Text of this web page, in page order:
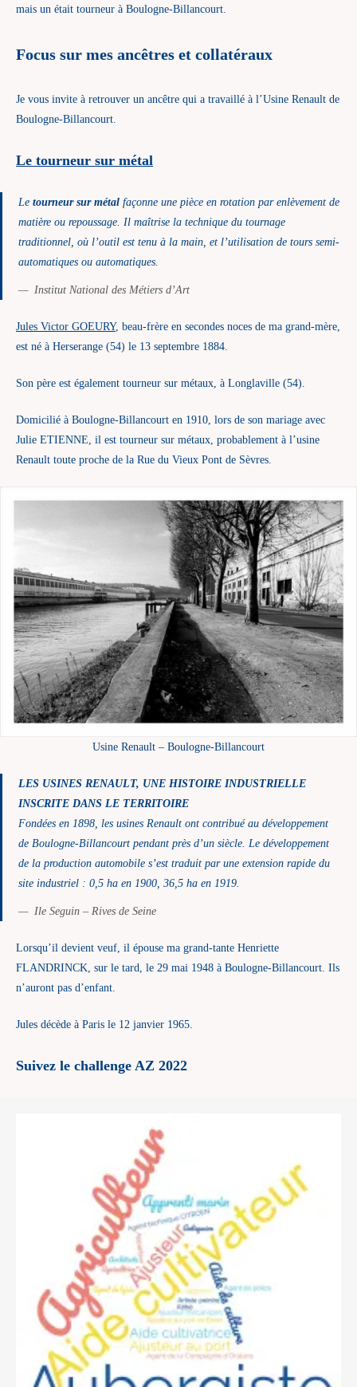
mais un était tourneur à Boulogne-Billancourt.
Focus sur mes ancêtres et collatéraux
Je vous invite à retrouver un ancêtre qui a travaillé à l’Usine Renault de
Boulogne-Billancourt.
Le tourneur sur métal
Le tourneur sur métal façonne une pièce en rotation par enlèvement de
matière ou repoussage. Il maîtrise la technique du tournage
traditionnel, où l’outil est tenu à la main, et l’utilisation de tours semi-
automatiques ou automatiques.
Institut National des Métiers d’Art
Jules Victor GOEURY, beau-frère en secondes noces de ma grand-mère,
est né à Herserange (54) le 13 septembre 1884.
Son père est également tourneur sur métaux, à Longlaville (54).
Domicilié à Boulogne-Billancourt en 1910, lors de son mariage avec
Julie ETIENNE, il est tourneur sur métaux, probablement à l’usine
Renault toute proche de la Rue du Vieux Pont de Sèvres.
Usine Renault – Boulogne-Billancourt
LES USINES RENAULT, UNE HISTOIRE INDUSTRIELLE
INSCRITE DANS LE TERRITOIRE
Fondées en 1898, les usines Renault ont contribué au développement
de Boulogne-Billancourt pendant près d’un siècle. Le développement
de la production automobile s’est traduit par une extension rapide du
site industriel : 0,5 ha en 1900, 36,5 ha en 1919.
Ile Seguin – Rives de Seine
Lorsqu’il devient veuf, il épouse ma grand-tante Henriette
FLANDRINCK, sur le tard, le 29 mai 1948 à Boulogne-Billancourt. Ils
n’auront pas d’enfant.
Jules décède à Paris le 12 janvier 1965.
Suivez le challenge AZ 2022